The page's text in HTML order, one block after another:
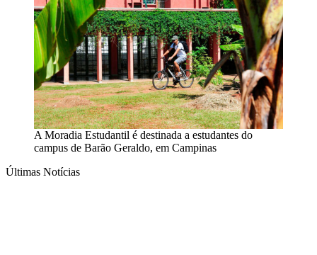
A Moradia Estudantil é destinada a estudantes do
campus de Barão Geraldo, em Campinas
Últimas Notícias